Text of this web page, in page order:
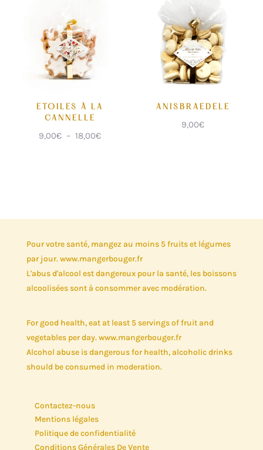
ETOILES À LA
CANNELLE
9,00€ – 18,00€Plage
ANISBRAEDELE
9,00€
Pour votre santé, mangez au moins 5 fruits et légumes
par jour. www.mangerbouger.fr
L'abus d'alcool est dangereux pour la santé, les boissons
alcoolisées sont à consommer avec modération.
For good health, eat at least 5 servings of fruit and
vegetables per day. www.mangerbouger.fr
Alcohol abuse is dangerous for health, alcoholic drinks
should be consumed in moderation.
Contactez-nous
Mentions légales
Politique de confidentialité
Conditions Générales De Vente